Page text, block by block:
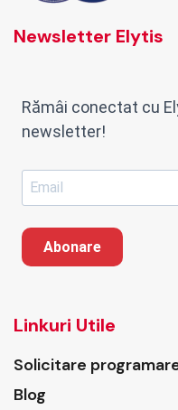
Newsletter Elytis
Rămâi conectat cu
newsletter!
Abonare
Linkuri Utile
Solicitare
Blog